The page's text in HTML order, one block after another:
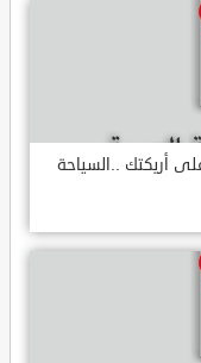
أريكتك ..السياحة